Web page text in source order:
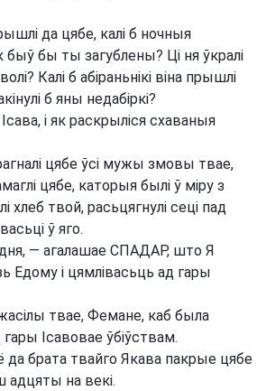
да цябе, калі б ночныя
быў бы ты загублены? Ці ня ўкралі
Калі б абіраньнікі віна прышлі
б яны недабіркі?
і як раскрыліся схаваныя
цябе ўсі мужы змовы твае,
цябе, каторыя былі ў міру з
хлеб твой, расьцягнулі сеці пад
ў яго.
дня, — агалашае СПАДАР, што Я
Едому і цямлівасьць ад гары
твае, Фемане, каб была
Ісавовае ўбіўствам.
да брата твайго Якава пакрые цябе
адцяты на векі.